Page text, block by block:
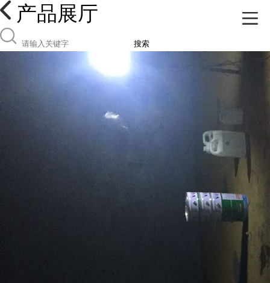
产品展厅
搜索